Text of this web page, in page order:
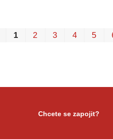
1 2 3 4 5
Chcete se zapojit?